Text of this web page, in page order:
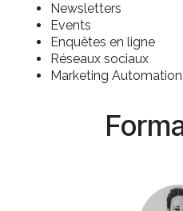
Newsletters
Events
Enquêtes en ligne
Réseaux sociaux
Marketing Automation